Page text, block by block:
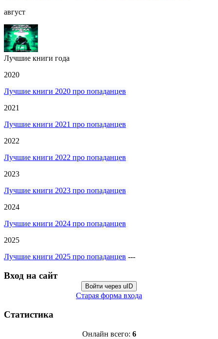
август
Лучшие книги года
2020
Лучшие книги 2020 про попаданцев
2021
Лучшие книги 2021 про попаданцев
2022
Лучшие книги 2022 про попаданцев
2023
Лучшие книги 2023 про попаданцев
2024
Лучшие книги 2024 про попаданцев
2025
Лучшие книги 2025 про попаданцев ---
Вход на сайт
Войти через uID
Старая форма входа
Статистика
Онлайн всего: 6